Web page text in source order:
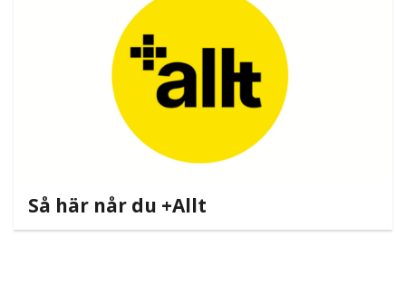
Så här når du +Allt